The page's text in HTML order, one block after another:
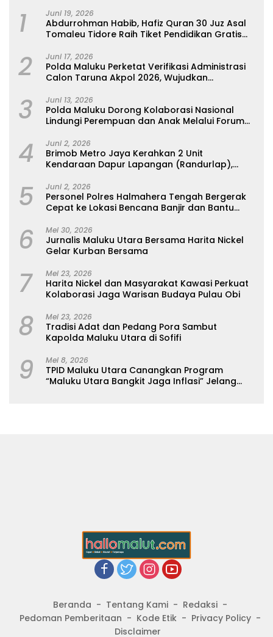
1 Juni 19, 2026
Abdurrohman Habib, Hafiz Quran 30 Juz Asal
Tomaleu Tidore Raih Tiket Pendidikan Gratis
2 Juni 17, 2026
Polda Maluku Perketat Verifikasi Administrasi
Calon Taruna Akpol 2026, Wujudkan
3 Juni 13, 2026
Polda Maluku Dorong Kolaborasi Nasional
Lindungi Perempuan dan Anak Melalui Forum
4 Juni 2, 2026
Brimob Metro Jaya Kerahkan 2 Unit
Kendaraan Dapur Lapangan (Randurlap),
Kebakaran Pasar Jiung
5 Juni 2, 2026
Personel Polres Halmahera Tengah Bergerak
Cepat ke Lokasi Bencana Banjir dan Bantu
6 Mei 30, 2026
Jurnalis Maluku Utara Bersama Harita Nickel
Gelar Kurban Bersama
7 Mei 23, 2026
Harita Nickel dan Masyarakat Kawasi Perkuat
Kolaborasi Jaga Warisan Budaya Pulau Obi
8 Mei 23, 2026
Tradisi Adat dan Pedang Pora Sambut
Kapolda Maluku Utara di Sofifi
9 Mei 8, 2026
TPID Maluku Utara Canangkan Program
“Maluku Utara Bangkit Jaga Inflasi” Jelang
Beranda Tentang Kami
Redaksi
Pedoman Pemberitaan
Kode Etik
Privacy Policy
Disclaimer